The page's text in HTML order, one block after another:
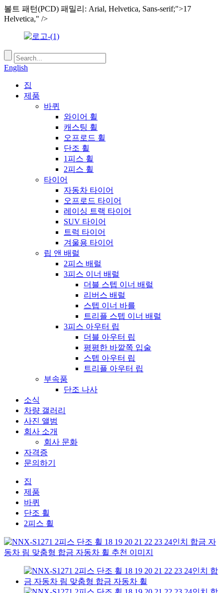
볼트 패턴(PCD) 패밀리: Arial, Helvetica, Sans-serif;">17
Helvetica," />
English
집
제품
바퀴
와이어 휠
캐스팅 휠
오프로드 휠
단조 휠
1피스 휠
2피스 휠
타이어
자동차 타이어
오프로드 타이어
레이싱 트랙 타이어
SUV 타이어
트럭 타이어
겨울용 타이어
립 앤 배럴
2피스 배럴
3피스 이너 배럴
더블 스텝 이너 배럴
리버스 배럴
스텝 이너 바를
트리플 스텝 이너 배럴
3피스 아우터 립
더블 아우터 립
평평한 바깥쪽 입술
스텝 아우터 립
트리플 아우터 립
부속품
단조 나사
소식
차량 갤러리
사진 앨범
회사 소개
회사 문화
자격증
문의하기
집
제품
바퀴
단조 휠
2피스 휠